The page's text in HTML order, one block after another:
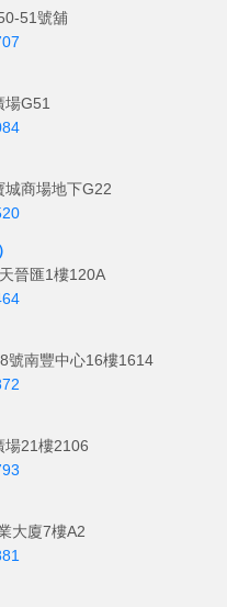
51號舖
場G51
城商場地下G22
晉匯1樓120A
號南豐中心16樓1614
場21樓2106
大廈7樓A2